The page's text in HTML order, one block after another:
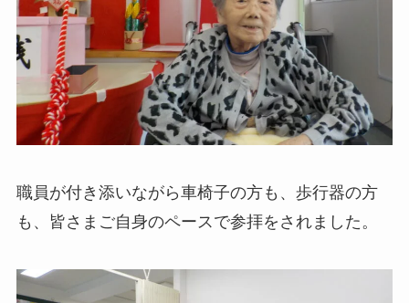
職員が付き添いながら車椅子の方も、歩行器の方
も、皆さまご自身のペースで参拝をされました。